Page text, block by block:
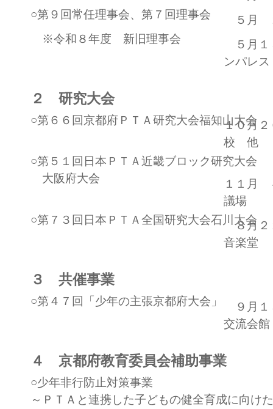
○第９回常任理事会、第７回理事会
５月
※令和８年度 新旧理事会
５月１
ンパレス
２ 研究大会
○第６６回京都府ＰＴＡ研究大会福知山大会
１０月
校 他
○第５１回日本ＰＴＡ近畿ブロック研究大会
大阪府大会
１１月
議場
○第７３回日本ＰＴＡ全国研究大会石川大会
８月２
音楽堂
３ 共催事業
○第４７回「少年の主張京都府大会」
９月１
交流会館
４ 京都府教育委員会補助事業
○少年非行防止対策事業
～ＰＴＡと連携した子どもの健全育成に向け